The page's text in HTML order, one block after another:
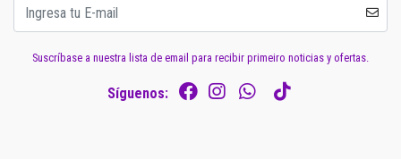
Suscríbase a nuestra lista de email para recibir primeiro noticias y ofertas.
Síguenos: